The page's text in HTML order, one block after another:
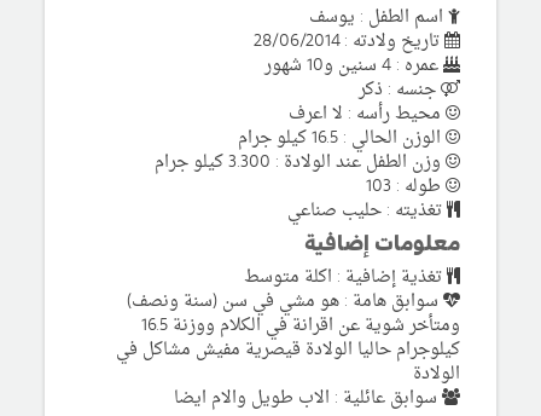
اسم الطفل : يوسف
تاريخ ولادته : 28/06/2014
عمره : 4 سنين و10 شهور
جنسه : ذكر
محيط رأسه : لا اعرف
الوزن الحالي : 16.5 كيلو جرام
وزن الطفل عند الولادة : 3.300 كيلو جرام
طوله : 103
تغذيته : حليب صناعي
معلومات إضافية
تغذية إضافية : اكلة متوسط
سوابق هامة : هو مشي في سن (سنة ونصف)
ومتأخر شوية عن اقرانة في الكلام ووزنة 16.5
كيلوجرام حاليا الولادة قيصرية مفيش مشاكل في
الولادة
سوابق عائلية : الاب طويل والام ايضا